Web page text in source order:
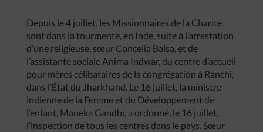
Depuis le 4 juillet, les Missionnaires de la Charité
sont dans la tourmente, en Inde, suite à l’arrestation
d’une religieuse, sœur Concelia Balsa, et de
l’assistante sociale Anima Indwar, du centre d’accueil
pour mères célibataires de la congrégation à Ranchi,
dans l’État du Jharkhand. Le 16 juillet, la ministre
indienne de la Femme et du Développement de
l’enfant, Maneka Gandhi, a ordonné, le 16 juillet,
l’inspection de tous les centres dans le pays. Sœur